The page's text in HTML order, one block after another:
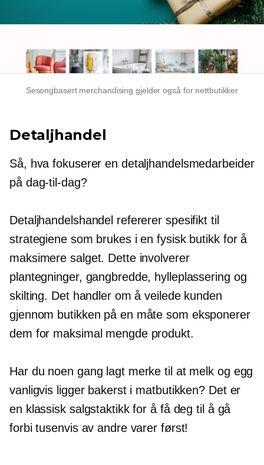
Sesongbasert merchandising gjelder også for nettbutikker
Detaljhandel
Så, hva fokuserer en detaljhandelsmedarbeider
på dag-til-dag?
Detaljhandelshandel refererer spesifikt til
strategiene som brukes i en fysisk butikk for å
maksimere salget. Dette involverer
plantegninger, gangbredde, hylleplassering og
skilting. Det handler om å veilede kunden
gjennom butikken på en måte som eksponerer
dem for maksimal mengde produkt.
Har du noen gang lagt merke til at melk og egg
vanligvis ligger bakerst i matbutikken? Det er
en klassisk salgstaktikk for å få deg til å gå
forbi tusenvis av andre varer først!